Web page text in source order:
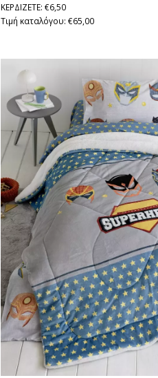
ΚΕΡΔΙΖΕΤΕ: €6,50
Τιμή καταλόγου: €65,00